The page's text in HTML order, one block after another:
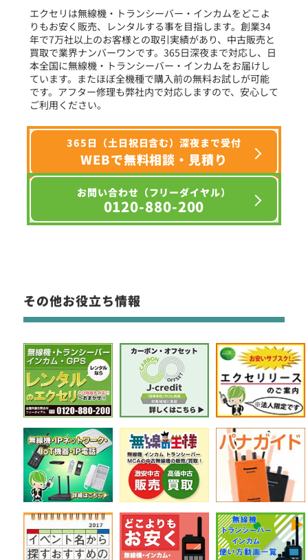
定価:オープン価格
※EK-535-510
※騒音下での使用に適しています
EK-567
防水マイクロフォンタイピンマイク(ノーマルタイプ)
定価:オープン価格
※2.5φイヤホン付き
EK-567F
防水マイクロフォンタイピンマイク(風防付きタイプ)
選択条件をリセット
エクセリは無線機・トランシーバー・インカムをどこよ
りもお安く販売、レンタルする事を目指します。創業34
年で7万社以上のお客様との取引実績があり、中古販売と
買取で業界ナンバーワンです。365日深夜まで対応し、日
本全国に無線機・トランシーバー・インカムをお届けし
ています。またほぼ全機種で購入前の無料お試しが可能
です。アフター修理も弊社内で対応しますので、安心して
ご利用ください。
365日（土日祝日含む）深夜まで受付
WEBで無料相談・見積り
お問い合わせ（フリーダイヤル）
0120-880-200
その他お役立ち情報